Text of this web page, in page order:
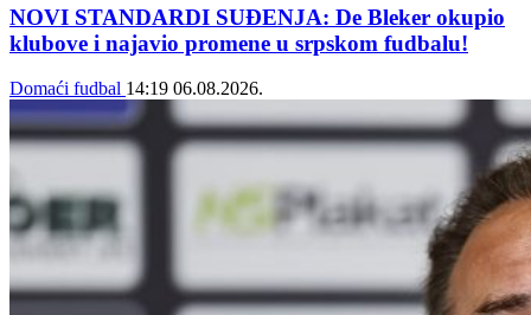
NOVI STANDARDI SUĐENJA: De Bleker okupio
klubove i najavio promene u srpskom fudbalu!
Domaći fudbal 14:19 06.08.2026.